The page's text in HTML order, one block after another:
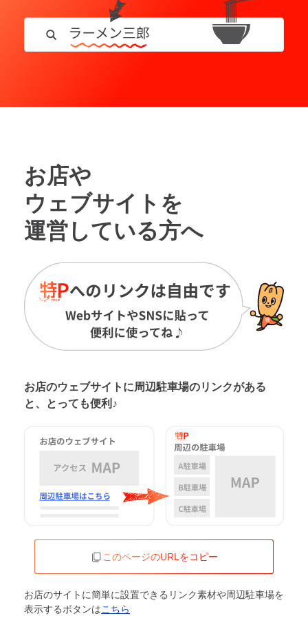
お店や
ウェブサイトを
運営している方へ
お店のウェブサイトに周辺駐車場のリンクがある
と、とっても便利♪
このページのURLをコピー
お店のサイトに簡単に設置できるリンク素材や周辺駐車場を
表示するボタンはこちら